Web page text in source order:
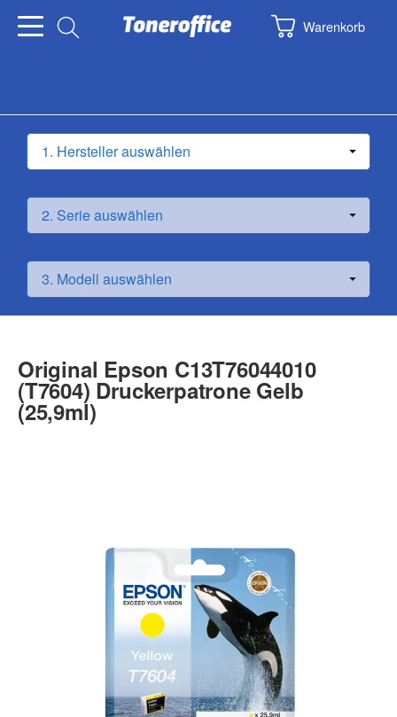
Warenkorb
Original Epson C13T76044010
(T7604) Druckerpatrone Gelb
(25,9ml)